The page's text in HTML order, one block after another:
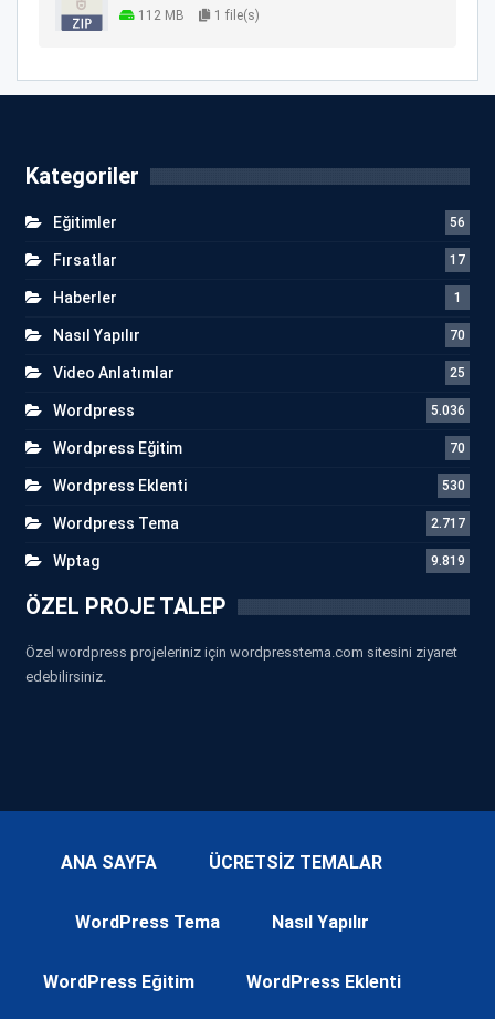
112 MB 1 file(s)
Kategoriler
Eğitimler 56
Fırsatlar 17
Haberler 1
Nasıl Yapılır 70
Video Anlatımlar 25
Wordpress 5.036
Wordpress Eğitim 70
Wordpress Eklenti 530
Wordpress Tema 2.717
Wptag 9.819
ÖZEL PROJE TALEP
Özel wordpress projeleriniz için wordpresstema.com sitesini ziyaret
edebilirsiniz.
ANA SAYFA ÜCRETSİZ TEMALAR
WordPress Tema Nasıl Yapılır
WordPress Eğitim WordPress Eklenti